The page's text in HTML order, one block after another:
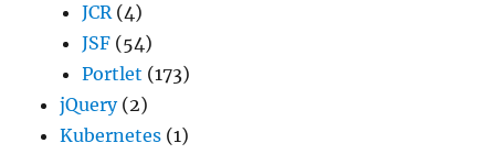
JCR(4)
JSF (54)
Portlet (173)
jQuery(2)
Kubernetes (1)